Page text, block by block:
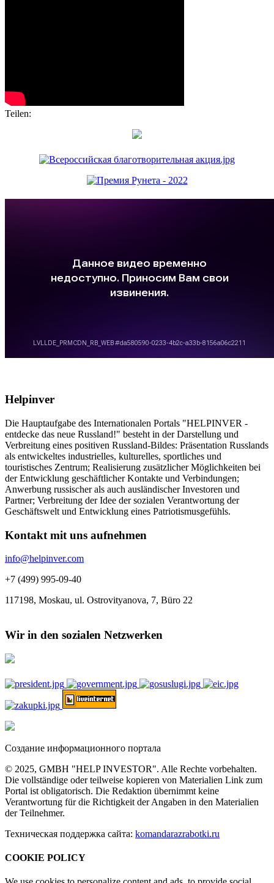
Teilen:
Helpinver
Die Hauptaufgabe des Internationalen Portals "HELPINVER -
entdecke das neue Russland!" besteht in der Darstellung und
Verbreitung eines positiven Russland-Bildes: Präsentation Russlands
als entwickeltes industrielles, kulturelles, sportliches und
touristisches Zentrum; Realisierung zusätzlicher Möglichkeiten bei
der Entwicklung geschäftlicher Kontakte und Verbindungen;
Anwerbung russischer als auch ausländischer Investoren und
Partner; Verbreitung der Idee der sozialen Verantwortung der
Geschäftswelt und Entwicklung eines Patriotismusgefühls.
Kontakt mit uns aufnehmen
info@helpinver.com
+7 (499) 995-09-40
117198, Moskau, ul. Ostrovityanova, 7, Büro 22
Wir in den sozialen Netzwerken
Создание информационного портала
© 2025, GMBH "HELP INVESTOR". Alle Rechte vorbehalten.
Die vollständige oder teilweise kopieren von Materialien Link zum
Portal ist obligatorisch. Die Redaktion übernimmt keine
Verantwortung für die Richtigkeit der Angaben in den Materialien
der Teilnehmer.
Техническая поддержка сайта: komandarazrabotki.ru
COOKIE POLICY